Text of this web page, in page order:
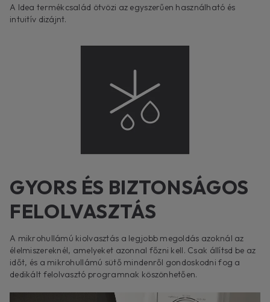
A Idea termékcsalád ötvözi az egyszerűen használható és
intuitív dizájnt.
GYORS ÉS BIZTONSÁGOS
FELOLVASZTÁS
A mikrohullámú kiolvasztás a legjobb megoldás azoknál az
élelmiszereknél, amelyeket azonnal főzni kell. Csak állítsd be az
időt, és a mikrohullámú sütő mindenről gondoskodni fog a
dedikált felolvasztó programnak köszönhetően.